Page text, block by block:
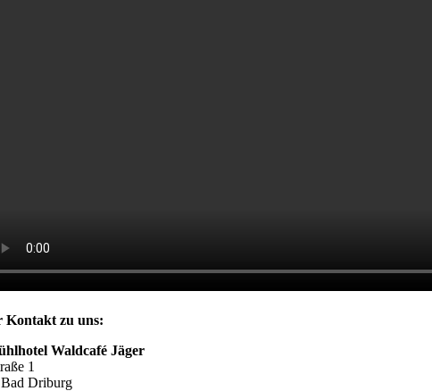
Kontakt zu uns:
Waldcafé Jäger
1
Driburg